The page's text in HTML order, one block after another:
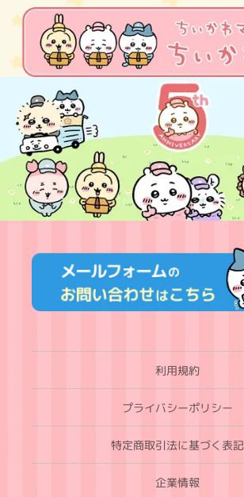
利用規約
プライバシーポリシー
特定商取引法に基づく表記
企業情報